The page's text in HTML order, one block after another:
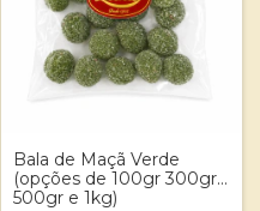
Bala de Maçã Verde
(opções de 100gr 300gr
500gr e 1kg)